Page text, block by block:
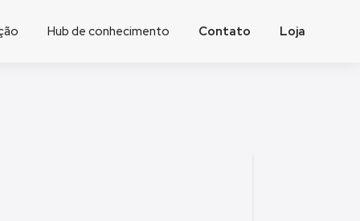
Hub de conhecimento Contato Loja